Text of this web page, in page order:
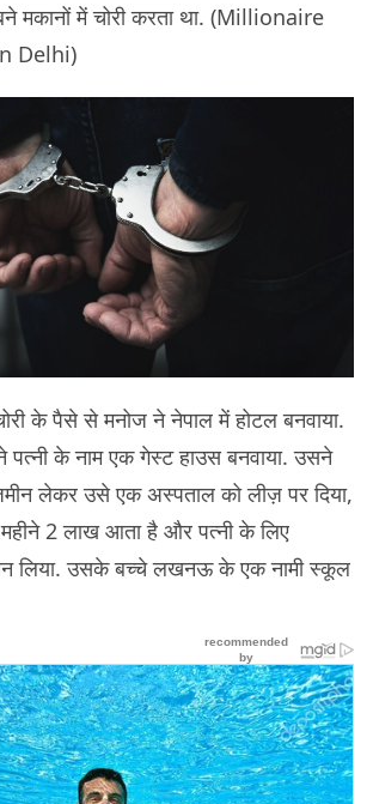
मकानों में चोरी करता था. (Millionaire
Delhi)
के पैसे से मनोज ने नेपाल में होटल बनवाया.
पत्नी के नाम एक गेस्ट हाउस बनवाया. उसने
लेकर उसे एक अस्पताल को लीज़ पर दिया,
महीने 2 लाख आता है और पत्नी के लिए
लिया. उसके बच्चे लखनऊ के एक नामी स्कूल